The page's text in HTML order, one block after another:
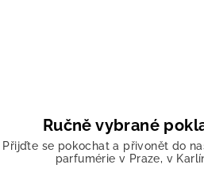
Ručně vybrané
Přijďte se pokochat a přivonět do
parfumérie v Praze, v